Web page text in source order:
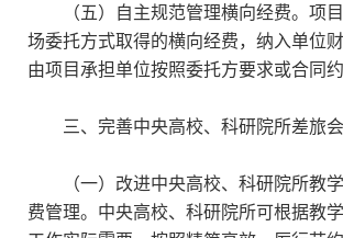
（五）自主规范管理横向经费。项
场委托方式取得的横向经费，纳入单位财
由项目承担单位按照委托方要求或合同约
三、完善中央高校、科研院所差旅
（一）改进中央高校、科研院所教
费管理。中央高校、科研院所可根据教